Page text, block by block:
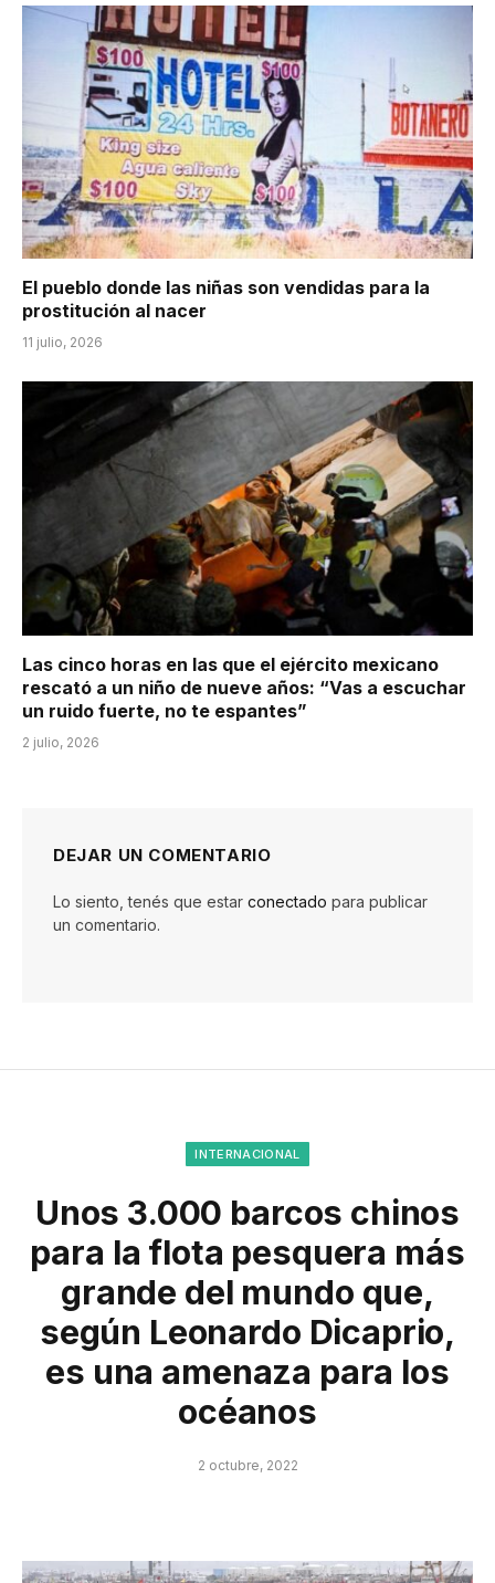
El pueblo donde las niñas son vendidas para la
prostitución al nacer
11 julio, 2026
Las cinco horas en las que el ejército mexicano
rescató a un niño de nueve años: “Vas a escuchar
un ruido fuerte, no te espantes”
2 julio, 2026
DEJAR UN COMENTARIO
Lo siento, tenés que estar conectado para publicar
un comentario.
INTERNACIONAL
Unos 3.000 barcos chinos
para la flota pesquera más
grande del mundo que,
según Leonardo Dicaprio,
es una amenaza para los
océanos
2 octubre, 2022